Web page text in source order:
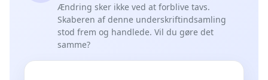
Ændring sker ikke ved at forblive tavs.
Skaberen af denne underskriftindsamling
stod frem og handlede. Vil du gøre det
samme?